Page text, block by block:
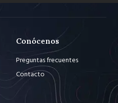
Conócenos
Preguntas frecuentes
Contacto